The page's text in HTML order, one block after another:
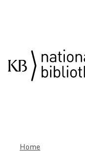
Kruimelpad
Home